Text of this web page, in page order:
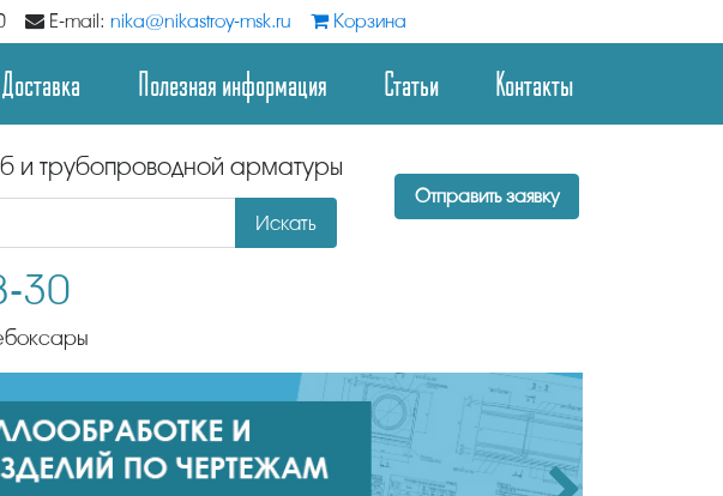
E-mail: nika@nikastroy-msk.ru Корзина
Доставка Полезная информация Статьи Контакты
и трубопроводной арматуры
Искать
Отправить заявку
30